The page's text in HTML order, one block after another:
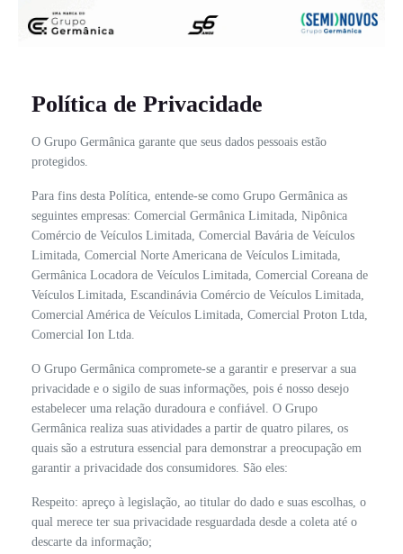
Política de Privacidade
O Grupo Germânica garante que seus dados pessoais estão
protegidos.
Para fins desta Política, entende-se como Grupo Germânica as
seguintes empresas: Comercial Germânica Limitada, Nipônica
Comércio de Veículos Limitada, Comercial Bavária de Veículos
Limitada, Comercial Norte Americana de Veículos Limitada,
Germânica Locadora de Veículos Limitada, Comercial Coreana de
Veículos Limitada, Escandinávia Comércio de Veículos Limitada,
Comercial América de Veículos Limitada, Comercial Proton Ltda,
Comercial Ion Ltda.
O Grupo Germânica compromete-se a garantir e preservar a sua
privacidade e o sigilo de suas informações, pois é nosso desejo
estabelecer uma relação duradoura e confiável. O Grupo
Germânica realiza suas atividades a partir de quatro pilares, os
quais são a estrutura essencial para demonstrar a preocupação em
garantir a privacidade dos consumidores. São eles:
Respeito: apreço à legislação, ao titular do dado e suas escolhas, o
qual merece ter sua privacidade resguardada desde a coleta até o
descarte da informação;